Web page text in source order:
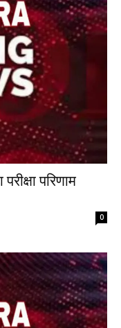
परिणाम
0